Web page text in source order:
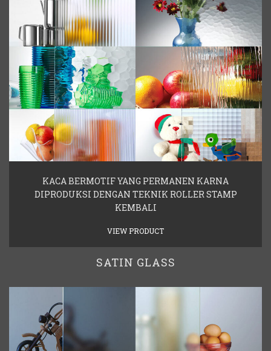
KACA BERMOTIF YANG PERMANEN KARNA
DIPRODUKSI DENGAN TEKNIK ROLLER STAMP
KEMBALI
VIEW PRODUCT
SATIN GLASS